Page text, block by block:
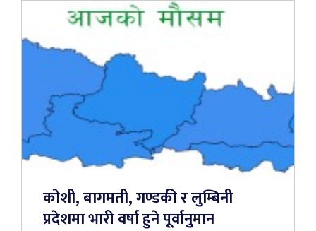
कोशी, बागमती, गण्डकी र लुम्बिनी
प्रदेशमा भारी वर्षा हुने पूर्वानुमान